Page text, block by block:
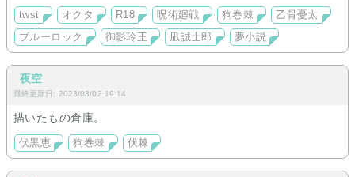
※当方社会人であり、インテなどのイベント参加をしている
為、更新はスローペースかつイベント前は常に締切に追われて
いるタイプなので、その点をご了承頂けたら嬉しいです(´ω｀;)
twst オクタ R18 呪術廻戦 狗巻棘
乙骨憂太
ブルーロック
御影玲王 凪誠士郎 夢小説
夜空
最終更新日: 2023/03/02 19:14
描いたもの倉庫。
伏黒恵 狗巻棘 伏棘